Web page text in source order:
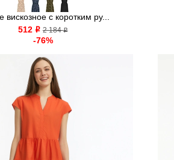
вискозное с коротким ру...
512 o 2 184o
-76%